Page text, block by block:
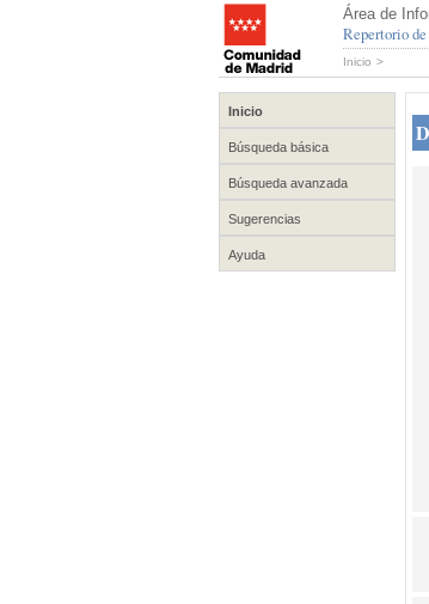
Área de
Repertorio
Inicio >
Inicio
Búsqueda básica
Búsqueda avanzada
Sugerencias
Ayuda